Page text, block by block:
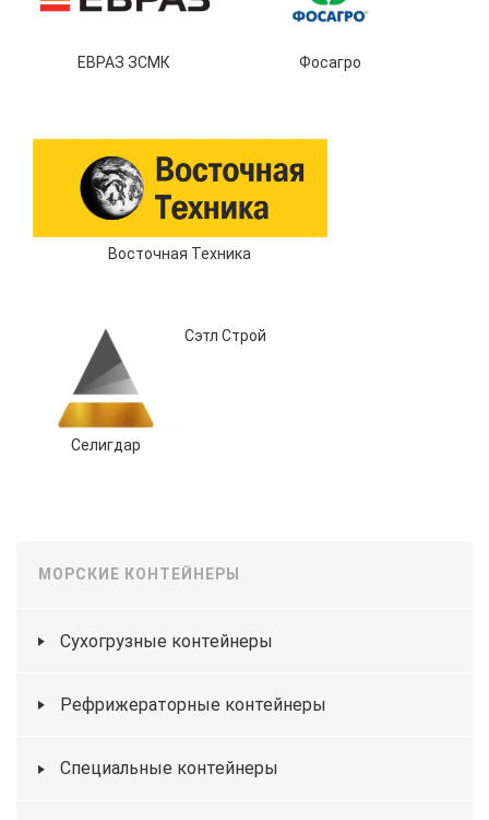
ЕВРАЗ ЗСМК Фосагро
Восточная Техника
Селигдар
Сэтл Строй
МОРСКИЕ КОНТЕЙНЕРЫ
Сухогрузные контейнеры
Рефрижераторные контейнеры
Специальные контейнеры